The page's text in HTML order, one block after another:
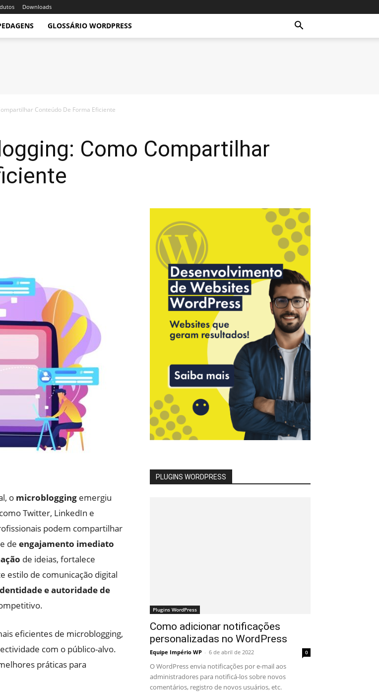
Downloads
GLOSSÁRIO WORDPRESS
Conteúdo De Forma Eficiente
Como Compartilhar
o microblogging emergiu
Twitter, LinkedIn e
podem compartilhar
de engajamento imediato
de ideias, fortalece
estilo de comunicação digital
e autoridade de
eficientes de microblogging,
com o público-alvo.
práticas para
PLUGINS WORDPRESS
Plugins WordPress
Como adicionar notificações
personalizadas no WordPress
Equipe Império WP - 6 de abril de 2022 0
O WordPress envia notificações por e-mail aos
administradores para notificá-los sobre novos
comentários, registro de novos usuários, etc.